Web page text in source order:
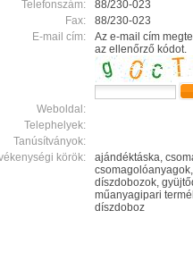
Telefonszám:
88/230-023
Fax:
88/230-023
E-mail cím:
Az e-mail cím
az ellenőrző kódot.
Weboldal:
Telephelyek:
Tanúsítványok:
körök:
ajándéktáska,
díszdobozok,
műanyagipari
díszdoboz